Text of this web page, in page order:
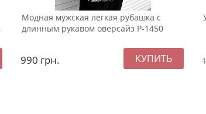
Модная мужская легкая рубашка с
длинным рукавом оверсайз Р-1450
990 грн.